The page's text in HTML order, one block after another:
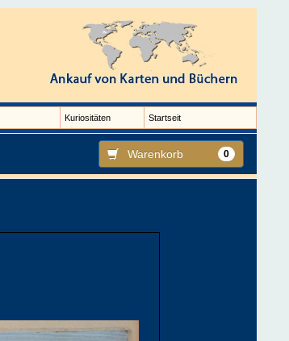
Kuriositäten Startseit
Warenkorb 0